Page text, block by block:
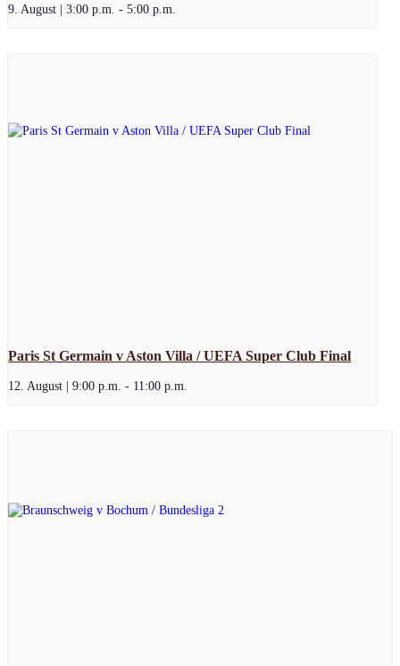
9. August | 3:00 p.m. - 5:00 p.m.
Paris St Germain v Aston Villa / UEFA Super Club Final
12. August | 9:00 p.m. - 11:00 p.m.